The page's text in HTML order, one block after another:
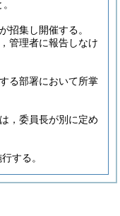
招集し開催する。
管理者に報告しなけ
る部署において所掌
，委員長が別に定め
する。